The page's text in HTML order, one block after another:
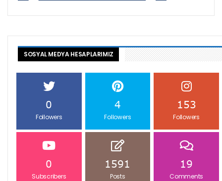
SOSYAL MEDYA HESAPLARIMIZ
0
Followers
4
Followers
153
Followers
0
Subscribers
1591
Posts
19
Comments